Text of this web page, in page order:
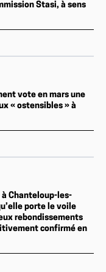
Stasi, à sens
vote en mars une
« ostensibles » à
à Chanteloup-les-
porte le voile
rebondissements
confirmé en